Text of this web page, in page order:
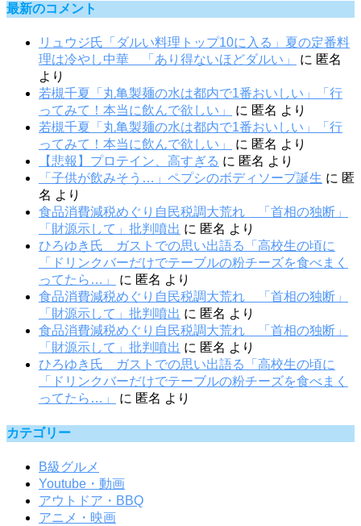
最新のコメント
リュウジ氏「ダルい料理トップ10に入る」夏の定番料
理は冷やし中華 「あり得ないほどダルい」
に 匿名
より
若槻千夏「丸亀製麺の水は都内で1番おいしい」「行
ってみて！本当に飲んで欲しい」
に 匿名 より
若槻千夏「丸亀製麺の水は都内で1番おいしい」「行
ってみて！本当に飲んで欲しい」
に 匿名 より
【悲報】プロテイン、高すぎる に 匿名 より
「子供が飲みそう…」ペプシのボディソープ誕生 に 匿
名 より
食品消費減税めぐり自民税調大荒れ 「首相の独断」
「財源示して」批判噴出 に 匿名 より
ひろゆき氏 ガストでの思い出語る「高校生の頃に
「ドリンクバーだけでテーブルの粉チーズを食べまく
ってたら…」
に 匿名 より
食品消費減税めぐり自民税調大荒れ 「首相の独断」
「財源示して」批判噴出 に 匿名 より
食品消費減税めぐり自民税調大荒れ 「首相の独断」
「財源示して」批判噴出 に 匿名 より
ひろゆき氏 ガストでの思い出語る「高校生の頃に
「ドリンクバーだけでテーブルの粉チーズを食べまく
ってたら…」
に 匿名 より
カテゴリー
B級グルメ
Youtube・動画
アウトドア・BBQ
アニメ・映画